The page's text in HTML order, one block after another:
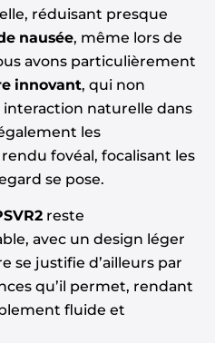
réduisant presque
nausée, même lors de
avons particulièrement
innovant, qui non
naturelle dans
les
fovéal, focalisant les
se pose.
reste
avec un design léger
se justifie d’ailleurs par
qu’il permet, rendant
fluide et